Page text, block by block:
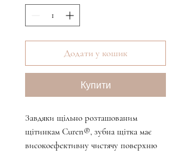
Додати у кошик
Купити
Завдяки щільно розташованим
щітинкам Curen®, зубна щітка має
високоефективну чистячу поверхню